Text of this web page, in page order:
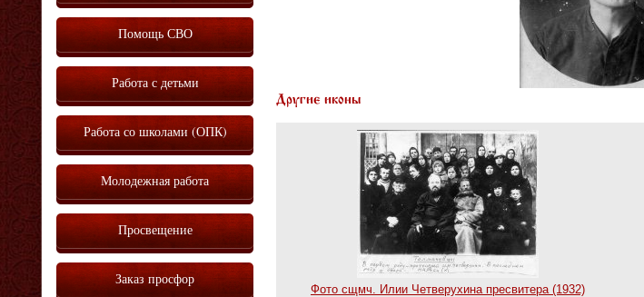
Другие иконы
Фото сщмч. Илии Четверухина пресвитера (1932)
Помощь СВО
Работа с детьми
Работа со школами (ОПК)
Молодежная работа
Просвещение
Заказ просфор